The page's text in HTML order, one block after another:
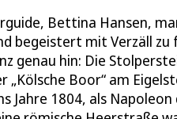
Bettina Hansen,
begeistert mit Verzäll
genau hin: Die
„Kölsche Boor“ am
Jahre 1804, als